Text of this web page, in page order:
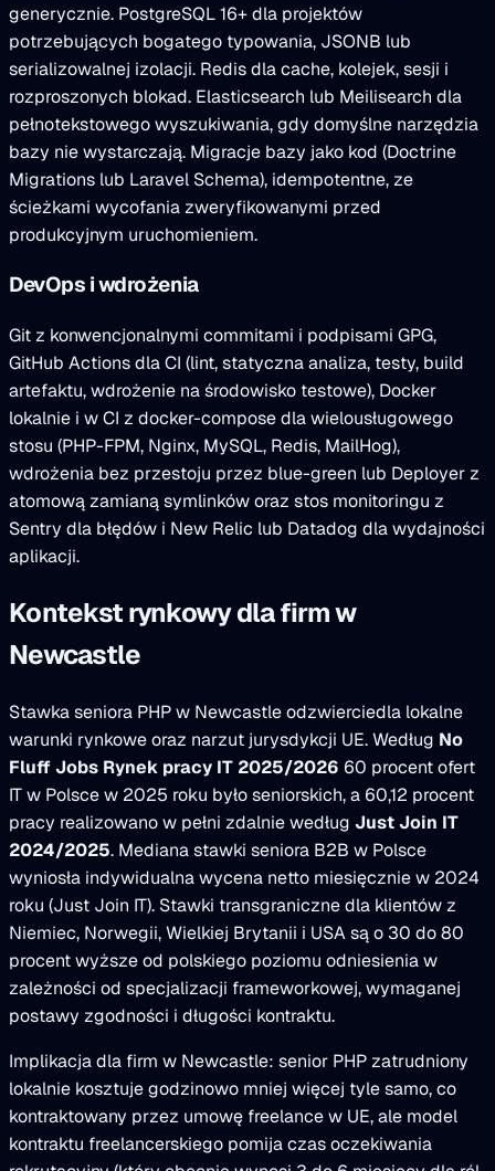
generycznie. PostgreSQL 16+ dla projektów
potrzebujących bogatego typowania, JSONB lub
serializowalnej izolacji. Redis dla cache, kolejek, sesji i
rozproszonych blokad. Elasticsearch lub Meilisearch dla
pełnotekstowego wyszukiwania, gdy domyślne narzędzia
bazy nie wystarczają. Migracje bazy jako kod (Doctrine
Migrations lub Laravel Schema), idempotentne, ze
ścieżkami wycofania zweryfikowanymi przed
produkcyjnym uruchomieniem.
DevOps i wdrożenia
Git z konwencjonalnymi commitami i podpisami GPG,
GitHub Actions dla CI (lint, statyczna analiza, testy, build
artefaktu, wdrożenie na środowisko testowe), Docker
lokalnie i w CI z docker-compose dla wielousługowego
stosu (PHP-FPM, Nginx, MySQL, Redis, MailHog),
wdrożenia bez przestoju przez blue-green lub Deployer z
atomową zamianą symlinków oraz stos monitoringu z
Sentry dla błędów i New Relic lub Datadog dla wydajności
aplikacji.
Kontekst rynkowy dla firm w
Newcastle
Stawka seniora PHP w Newcastle odzwierciedla lokalne
warunki rynkowe oraz narzut jurysdykcji UE. Według No
Fluff Jobs Rynek pracy IT 2025/2026 60 procent ofert
IT w Polsce w 2025 roku było seniorskich, a 60,12 procent
pracy realizowano w pełni zdalnie według Just Join IT
2024/2025. Mediana stawki seniora B2B w Polsce
wyniosła indywidualna wycena netto miesięcznie w 2024
roku (Just Join IT). Stawki transgraniczne dla klientów z
Niemiec, Norwegii, Wielkiej Brytanii i USA są o 30 do 80
procent wyższe od polskiego poziomu odniesienia w
zależności od specjalizacji frameworkowej, wymaganej
postawy zgodności i długości kontraktu.
Implikacja dla firm w Newcastle: senior PHP zatrudniony
lokalnie kosztuje godzinowo mniej więcej tyle samo, co
kontraktowany przez umowę freelance w UE, ale model
kontraktu freelancerskiego pomija czas oczekiwania